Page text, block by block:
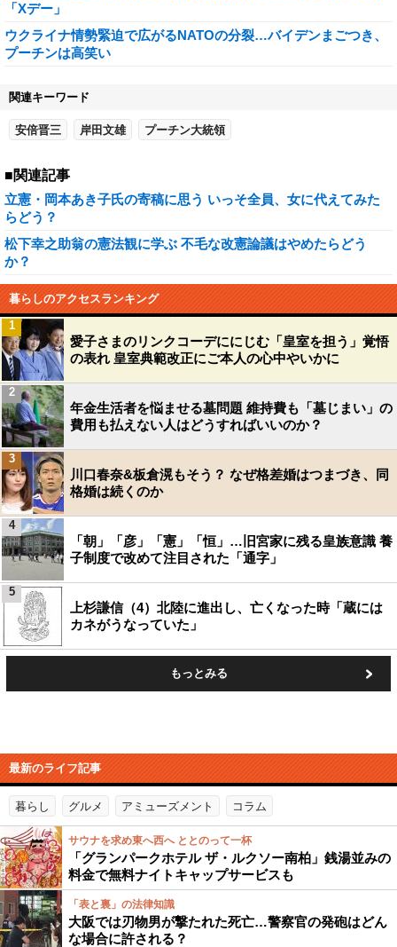
「Xデー」
ウクライナ情勢緊迫で広がるNATOの分裂…バイデンまごつき、
プーチンは高笑い
関連キーワード
安倍晋三 岸田文雄 プーチン大統領
■関連記事
立憲・岡本あき子氏の寄稿に思う いっそ全員、女に代えてみた
らどう？
松下幸之助翁の憲法観に学ぶ 不毛な改憲論議はやめたらどう
か？
暮らしのアクセスランキング
愛子さまのリンクコーデににじむ「皇室を担う」覚悟
の表れ 皇室典範改正にご本人の心中やいかに
1
年金生活者を悩ませる墓問題 維持費も「墓じまい」の
費用も払えない人はどうすればいいのか？
2
川口春奈&板倉滉もそう？ なぜ格差婚はつまづき、同
格婚は続くのか
3
「朝」「彦」「憲」「恒」…旧宮家に残る皇族意識 養
子制度で改めて注目された「通字」
4
上杉謙信（4）北陸に進出し、亡くなった時「蔵には
カネがうなっていた」
5
もっとみる
最新のライフ記事
暮らし グルメ アミューズメント コラム
サウナを求め東へ西へ ととのって一杯
「グランパークホテル ザ・ルクソー南柏」銭湯並みの
料金で無料ナイトキャップサービスも
「表と裏」の法律知識
大阪では刃物男が撃たれた死亡…警察官の発砲はどん
な場合に許される？